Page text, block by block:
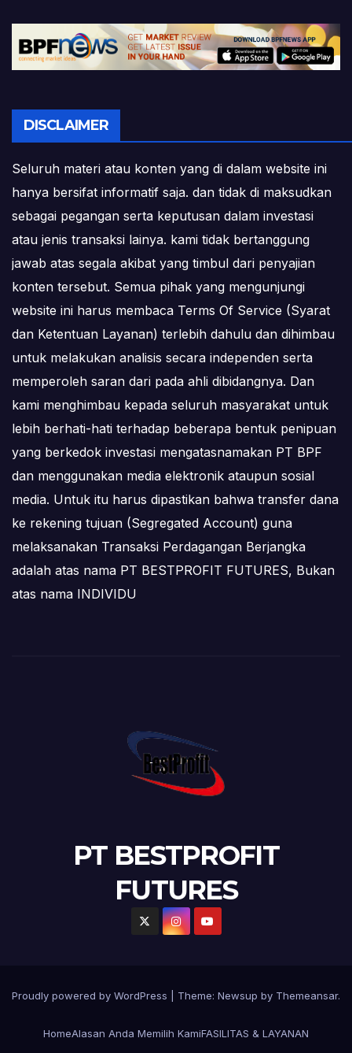
DISCLAIMER
Seluruh materi atau konten yang di dalam website ini
hanya bersifat informatif saja. dan tidak di maksudkan
sebagai pegangan serta keputusan dalam investasi
atau jenis transaksi lainya. kami tidak bertanggung
jawab atas segala akibat yang timbul dari penyajian
konten tersebut. Semua pihak yang mengunjungi
website ini harus membaca Terms Of Service (Syarat
dan Ketentuan Layanan) terlebih dahulu dan dihimbau
untuk melakukan analisis secara independen serta
memperoleh saran dari pada ahli dibidangnya. Dan
kami menghimbau kepada seluruh masyarakat untuk
lebih berhati-hati terhadap beberapa bentuk penipuan
yang berkedok investasi mengatasnamakan PT BPF
dan menggunakan media elektronik ataupun sosial
media. Untuk itu harus dipastikan bahwa transfer dana
ke rekening tujuan (Segregated Account) guna
melaksanakan Transaksi Perdagangan Berjangka
adalah atas nama PT BESTPROFIT FUTURES, Bukan
atas nama INDIVIDU
PT BESTPROFIT
FUTURES
Proudly powered by WordPress Theme: Newsup by Themeansar.
HomeAlasan Anda Memilih KamiFASILITAS & LAYANAN